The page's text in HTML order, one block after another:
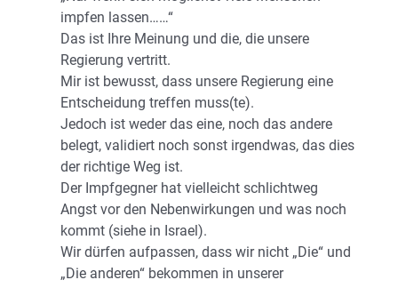
impfen lassen……“
Das ist Ihre Meinung und die, die unsere
Regierung vertritt.
Mir ist bewusst, dass unsere Regierung eine
Entscheidung treffen muss(te).
Jedoch ist weder das eine, noch das andere
belegt, validiert noch sonst irgendwas, das dies
der richtige Weg ist.
Der Impfgegner hat vielleicht schlichtweg
Angst vor den Nebenwirkungen und was noch
kommt (siehe in Israel).
Wir dürfen aufpassen, dass wir nicht „Die“ und
„Die anderen“ bekommen in unserer